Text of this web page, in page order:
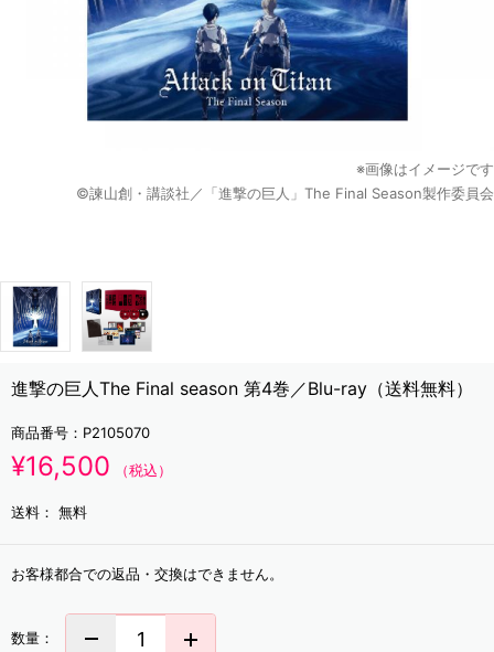
※画像はイメージです
©諫山創・講談社／「進撃の巨人」The Final Season製作委員会
進撃の巨人The Final season 第4巻／Blu-ray（送料無料）
商品番号： P2105070
¥16,500 （税込）
送料： 無料
お客様都合での返品・交換はできません。
数量：